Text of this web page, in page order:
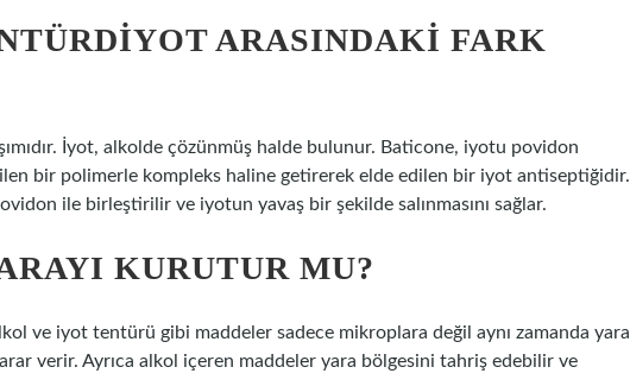
ARASINDAKI FARK
İyot, alkolde çözünmüş halde bulunur. Baticone, iyotu povidon
bir polimerle kompleks haline getirerek elde edilen bir iyot antiseptiğidir.
ile birleştirilir ve iyotun yavaş bir şekilde salınmasını sağlar.
KURUTUR MU?
ve iyot tentürü gibi maddeler sadece mikroplara değil aynı zamanda yara
verir. Ayrıca alkol içeren maddeler yara bölgesini tahriş edebilir ve